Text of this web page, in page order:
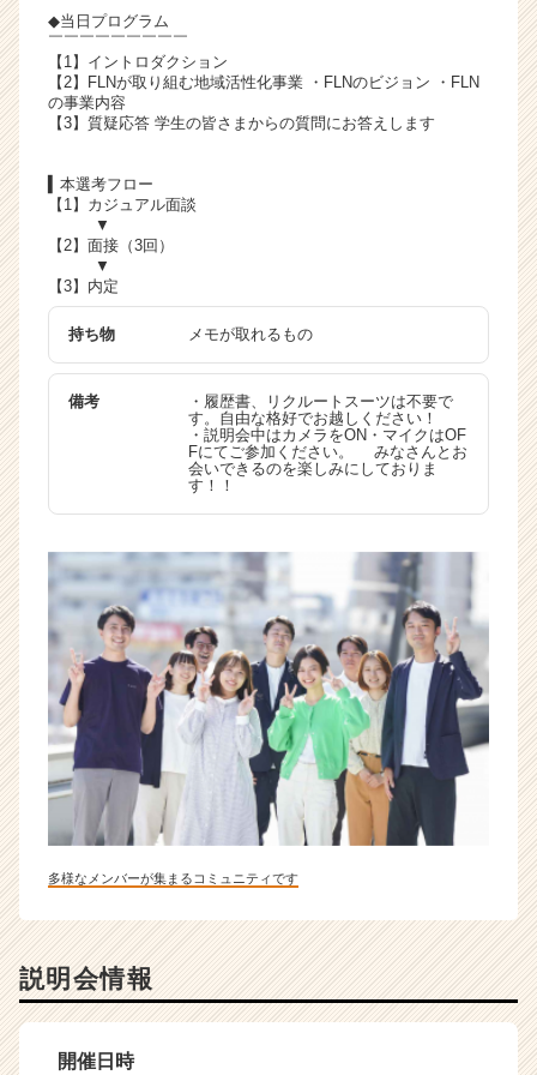
e
r）
◆当日プログラム
￣￣￣￣￣￣￣￣￣
【1】イントロダクション
【2】FLNが取り組む地域活性化事業 ・FLNのビジョン ・FLN
の事業内容
【3】質疑応答 学生の皆さまからの質問にお答えします
▍本選考フロー
【1】カジュアル面談
▼
【2】面接（3回）
▼
【3】内定
持ち物 メモが取れるもの
備考
・履歴書、リクルートスーツは不要で
す。自由な格好でお越しください！
・説明会中はカメラをON・マイクはOF
Fにてご参加ください。 みなさんとお
会いできるのを楽しみにしておりま
す！！
多様なメンバーが集まるコミュニティです
説明会情報
開催日時